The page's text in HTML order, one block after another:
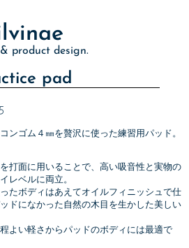
product design.
pad
ンゴム４㎜を贅沢に使った練習用パッド。
打面に用いることで、高い吸音性と実物の
レベルに両立。
たボディはあえてオイルフィニッシュで仕
ドになかった自然の木目を生かした美しい
よい軽さからパッドのボディには最適で